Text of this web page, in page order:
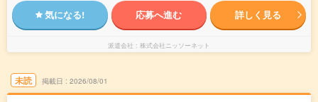
気になる! 応募へ進む 詳しく見る
派遣会社 株式会社ニッソーネット
未読 掲載日 2026/08/01